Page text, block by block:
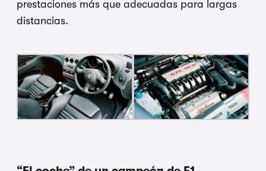
prestaciones más que adecuadas para largas
distancias.